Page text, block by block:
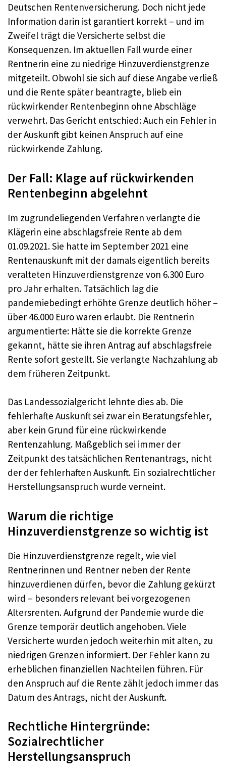
Deutschen Rentenversicherung. Doch nicht jede
Information darin ist garantiert korrekt – und im
Zweifel trägt die Versicherte selbst die
Konsequenzen. Im aktuellen Fall wurde einer
Rentnerin eine zu niedrige Hinzuverdienstgrenze
mitgeteilt. Obwohl sie sich auf diese Angabe verließ
und die Rente später beantragte, blieb ein
rückwirkender Rentenbeginn ohne Abschläge
verwehrt. Das Gericht entschied: Auch ein Fehler in
der Auskunft gibt keinen Anspruch auf eine
rückwirkende Zahlung.
Der Fall: Klage auf rückwirkenden
Rentenbeginn abgelehnt
Im zugrundeliegenden Verfahren verlangte die
Klägerin eine abschlagsfreie Rente ab dem
01.09.2021. Sie hatte im September 2021 eine
Rentenauskunft mit der damals eigentlich bereits
veralteten Hinzuverdienstgrenze von 6.300 Euro
pro Jahr erhalten. Tatsächlich lag die
pandemiebedingt erhöhte Grenze deutlich höher –
über 46.000 Euro waren erlaubt. Die Rentnerin
argumentierte: Hätte sie die korrekte Grenze
gekannt, hätte sie ihren Antrag auf abschlagsfreie
Rente sofort gestellt. Sie verlangte Nachzahlung ab
dem früheren Zeitpunkt.
Das Landessozialgericht lehnte dies ab. Die
fehlerhafte Auskunft sei zwar ein Beratungsfehler,
aber kein Grund für eine rückwirkende
Rentenzahlung. Maßgeblich sei immer der
Zeitpunkt des tatsächlichen Rentenantrags, nicht
der der fehlerhaften Auskunft. Ein sozialrechtlicher
Herstellungsanspruch wurde verneint.
Warum die richtige
Hinzuverdienstgrenze so wichtig ist
Die Hinzuverdienstgrenze regelt, wie viel
Rentnerinnen und Rentner neben der Rente
hinzuverdienen dürfen, bevor die Zahlung gekürzt
wird – besonders relevant bei vorgezogenen
Altersrenten. Aufgrund der Pandemie wurde die
Grenze temporär deutlich angehoben. Viele
Versicherte wurden jedoch weiterhin mit alten, zu
niedrigen Grenzen informiert. Der Fehler kann zu
erheblichen finanziellen Nachteilen führen. Für
den Anspruch auf die Rente zählt jedoch immer das
Datum des Antrags, nicht der Auskunft.
Rechtliche Hintergründe:
Sozialrechtlicher
Herstellungsanspruch